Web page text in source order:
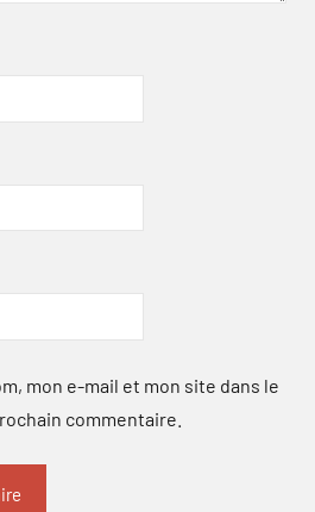
mon e-mail et mon site dans le
commentaire.